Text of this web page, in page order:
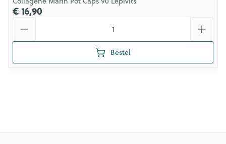
€ 16,90
Bestel